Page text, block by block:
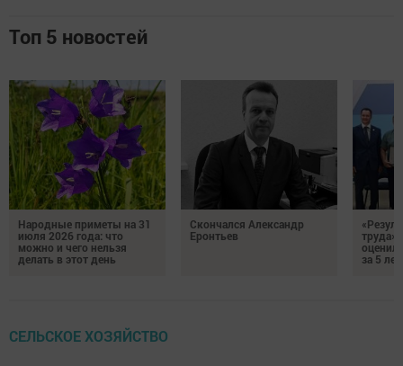
Топ 5 новостей
Народные приметы на 31
июля 2026 года: что
можно и чего нельзя
делать в этот день
Скончался Александр
Еронтьев
за 5 лет
СЕЛЬСКОЕ ХОЗЯЙСТВО